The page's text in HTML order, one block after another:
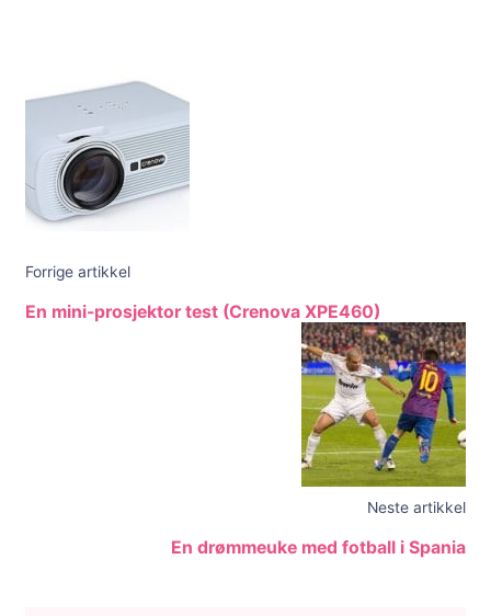
Forrige artikkel
En mini-prosjektor test (Crenova XPE460)
Neste artikkel
En drømmeuke med fotball i Spania